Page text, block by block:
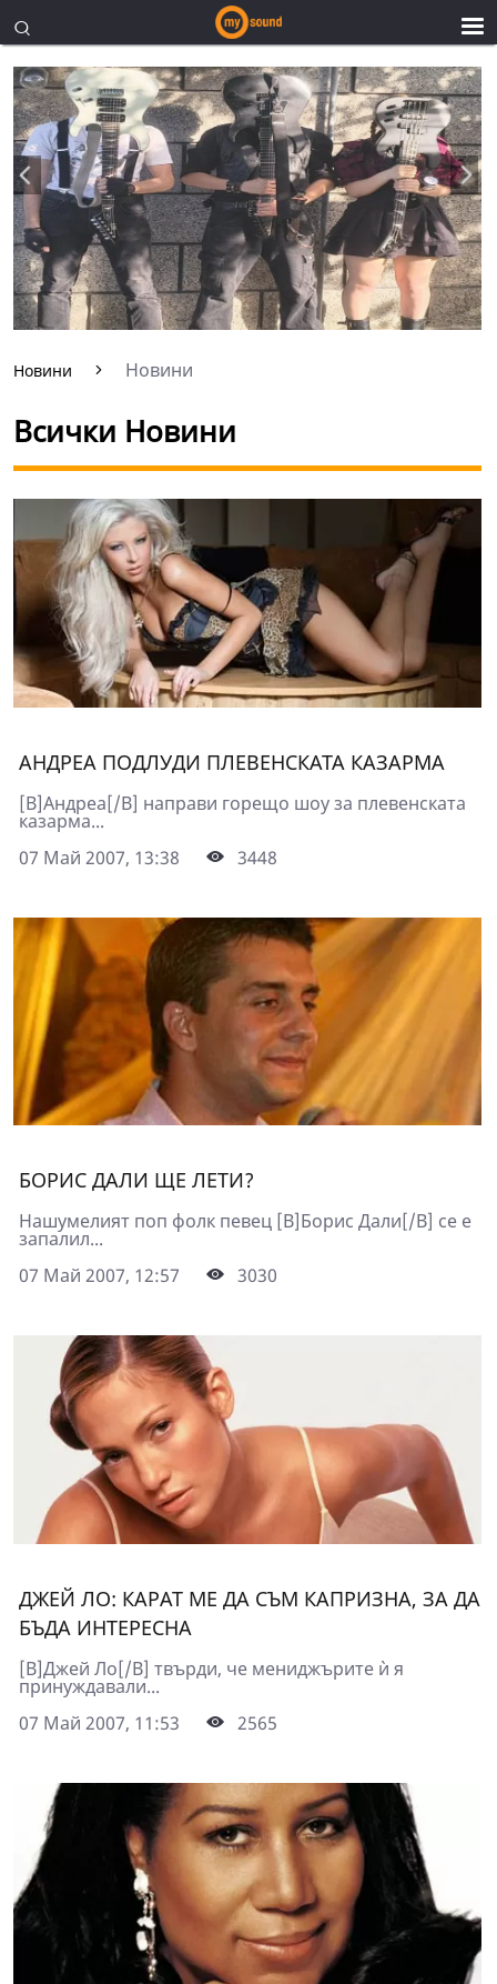
Новини Новини
Всички Новини
АНДРЕА ПОДЛУДИ ПЛЕВЕНСКАТА КАЗАРМА
[B]Андреа[/B] направи горeщо шоу за плевенската
казарма...
07 Май 2007, 13:38
3448
БОРИС ДАЛИ ЩЕ ЛЕТИ?
Нашумелият поп фолк певец [B]Борис Дали[/B] се е
запалил...
07 Май 2007, 12:57
3030
ДЖЕЙ ЛО: КАРАТ МЕ ДА СЪМ КАПРИЗНА, ЗА ДА
БЪДА ИНТЕРЕСНА
[B]Джей Ло[/B] твърди, че мениджърите ѝ я
принуждавали...
07 Май 2007, 11:53
2565